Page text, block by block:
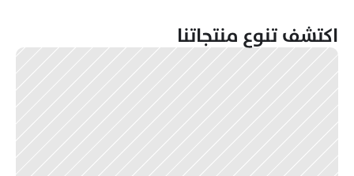
اكتشف تنوع منتجاتنا